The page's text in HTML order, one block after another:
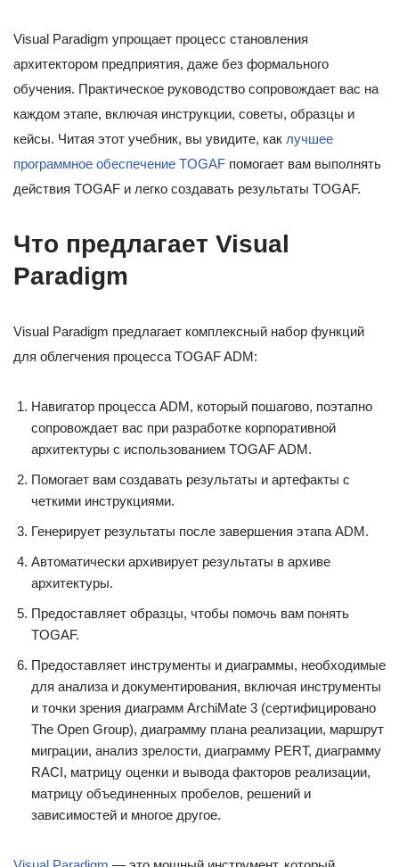
Visual Paradigm упрощает процесс становления
архитектором предприятия, даже без формального
обучения. Практическое руководство сопровождает вас на
каждом этапе, включая инструкции, советы, образцы и
кейсы. Читая этот учебник, вы увидите, как лучшее
программное обеспечение TOGAF помогает вам выполнять
действия TOGAF и легко создавать результаты TOGAF.
Что предлагает Visual
Paradigm
Visual Paradigm предлагает комплексный набор функций
для облегчения процесса TOGAF ADM:
Навигатор процесса ADM, который пошагово, поэтапно
сопровождает вас при разработке корпоративной
архитектуры с использованием TOGAF ADM.
Помогает вам создавать результаты и артефакты с
четкими инструкциями.
Генерирует результаты после завершения этапа ADM.
Автоматически архивирует результаты в архиве
архитектуры.
Предоставляет образцы, чтобы помочь вам понять
TOGAF.
Предоставляет инструменты и диаграммы, необходимые
для анализа и документирования, включая инструменты
и точки зрения диаграмм ArchiMate 3 (сертифицировано
The Open Group), диаграмму плана реализации, маршрут
миграции, анализ зрелости, диаграмму PERT, диаграмму
RACI, матрицу оценки и вывода факторов реализации,
матрицу объединенных пробелов, решений и
зависимостей и многое другое.